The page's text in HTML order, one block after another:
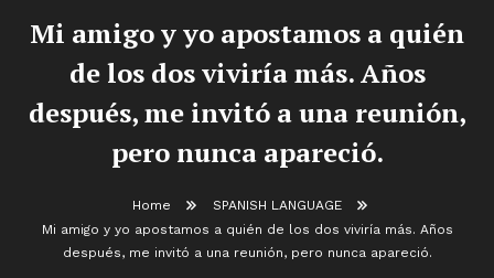
Mi amigo y yo apostamos a quién
de los dos viviría más. Años
después, me invitó a una reunión,
pero nunca apareció.
Home
SPANISH LANGUAGE
Mi amigo y yo apostamos a quién de los dos viviría más. Años
después, me invitó a una reunión, pero nunca apareció.